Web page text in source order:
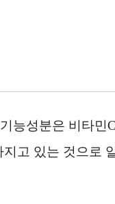
능성분은 비타민
고 있는 것으로